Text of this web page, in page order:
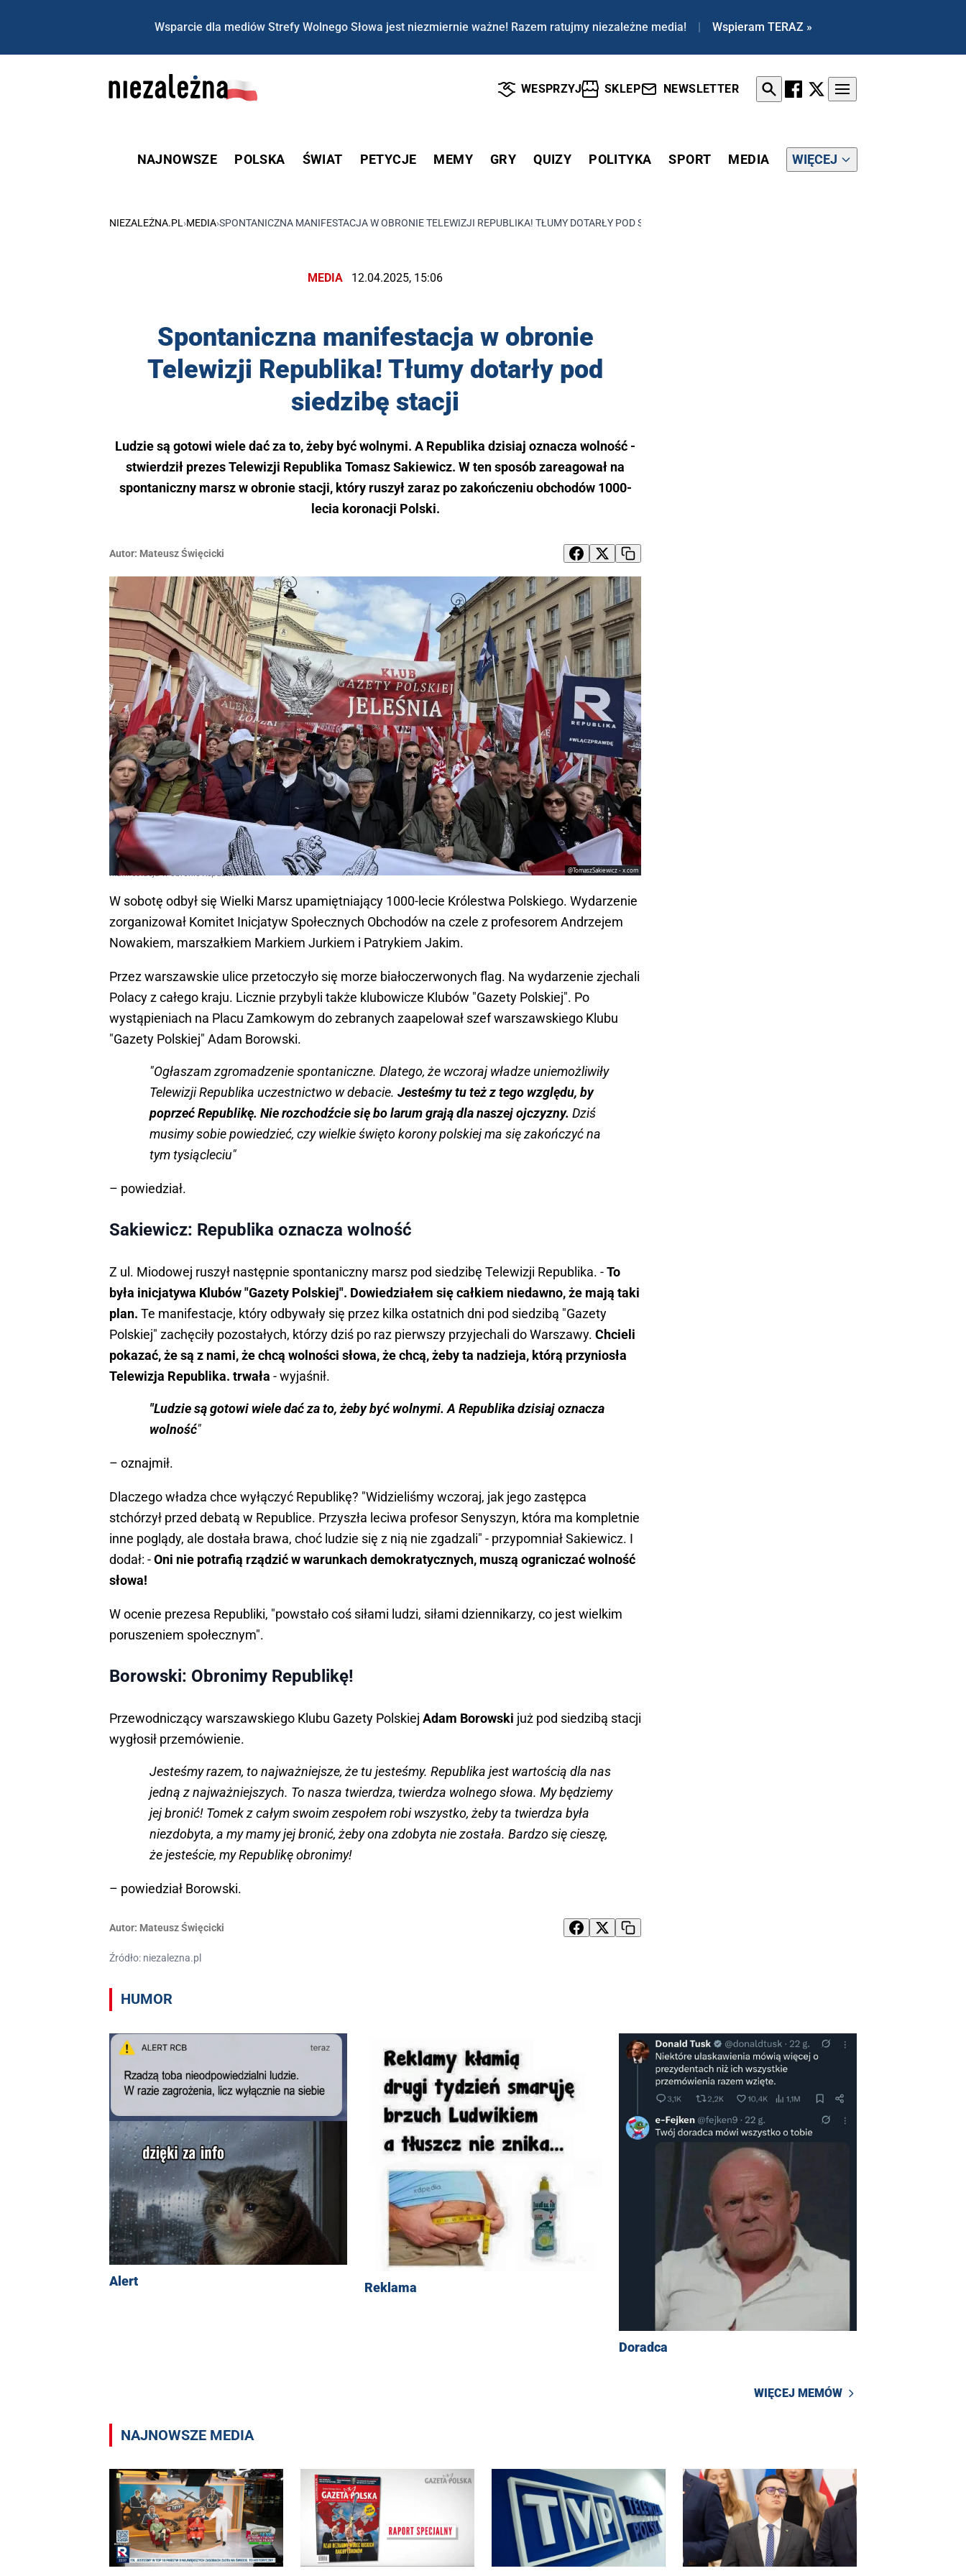
Wsparcie dla mediów Strefy Wolnego Słowa jest niezmiernie ważne! Razem ratujmy niezależne media! | Wspieram TERAZ »
WESPRZYJ SKLEP NEWSLETTER
NAJNOWSZE POLSKA ŚWIAT PETYCJE MEMY GRY QUIZY POLITYKA SPORT MEDIA WIĘCEJ
NIEZALEŻNA.PL ›MEDIA›SPONTANICZNA MANIFESTACJA W OBRONIE TELEWIZJI REPUBLIKA! TŁUMY DOTARŁY POD SIEDZIBĘ STACJI
MEDIA 12.04.2025, 15:06
Spontaniczna manifestacja w obronie
Telewizji Republika! Tłumy dotarły pod
siedzibę stacji
Ludzie są gotowi wiele dać za to, żeby być wolnymi. A Republika dzisiaj oznacza wolność -
stwierdził prezes Telewizji Republika Tomasz Sakiewicz. W ten sposób zareagował na
spontaniczny marsz w obronie stacji, który ruszył zaraz po zakończeniu obchodów 1000-
lecia koronacji Polski.
Autor: Mateusz Święcicki
@TomaszSakiewicz - x.com
Manifestacja w obronie Republiki
W sobotę odbył się Wielki Marsz upamiętniający 1000-lecie Królestwa Polskiego. Wydarzenie
zorganizował Komitet Inicjatyw Społecznych Obchodów na czele z profesorem Andrzejem
Nowakiem, marszałkiem Markiem Jurkiem i Patrykiem Jakim.
Przez warszawskie ulice przetoczyło się morze białoczerwonych flag. Na wydarzenie zjechali
Polacy z całego kraju. Licznie przybyli także klubowicze Klubów "Gazety Polskiej". Po
wystąpieniach na Placu Zamkowym do zebranych zaapelował szef warszawskiego Klubu
"Gazety Polskiej" Adam Borowski.
"Ogłaszam zgromadzenie spontaniczne. Dlatego, że wczoraj władze uniemożliwiły
Telewizji Republika uczestnictwo w debacie. Jesteśmy tu też z tego względu, by
poprzeć Republikę. Nie rozchodźcie się bo larum grają dla naszej ojczyzny. Dziś
musimy sobie powiedzieć, czy wielkie święto korony polskiej ma się zakończyć na
tym tysiącleciu"
– powiedział.
Sakiewicz: Republika oznacza wolność
Z ul. Miodowej ruszył następnie spontaniczny marsz pod siedzibę Telewizji Republika. -To
była inicjatywa Klubów "Gazety Polskiej". Dowiedziałem się całkiem niedawno, że mają taki
plan. Te manifestacje, który odbywały się przez kilka ostatnich dni pod siedzibą "Gazety
Polskiej" zachęciły pozostałych, którzy dziś po raz pierwszy przyjechali do Warszawy. Chcieli
pokazać, że są z nami, że chcą wolności słowa, że chcą, żeby ta nadzieja, którą przyniosła
Telewizja Republika. trwała - wyjaśnił.
"Ludzie są gotowi wiele dać za to, żeby być wolnymi. A Republika dzisiaj oznacza
wolność"
– oznajmił.
Dlaczego władza chce wyłączyć Republikę? "Widzieliśmy wczoraj, jak jego zastępca
stchórzył przed debatą w Republice. Przyszła leciwa profesor Senyszyn, która ma kompletnie
inne poglądy, ale dostała brawa, choć ludzie się z nią nie zgadzali" - przypomniał Sakiewicz. I
dodał: -Oni nie potrafią rządzić w warunkach demokratycznych, muszą ograniczać wolność
słowa!
W ocenie prezesa Republiki, "powstało coś siłami ludzi, siłami dziennikarzy, co jest wielkim
poruszeniem społecznym".
Borowski: Obronimy Republikę!
Przewodniczący warszawskiego Klubu Gazety Polskiej Adam Borowski już pod siedzibą stacji
wygłosił przemówienie.
Jesteśmy razem, to najważniejsze, że tu jesteśmy. Republika jest wartością dla nas
jedną z najważniejszych. To nasza twierdza, twierdza wolnego słowa. My będziemy
jej bronić! Tomek z całym swoim zespołem robi wszystko, żeby ta twierdza była
niezdobyta, a my mamy jej bronić, żeby ona zdobyta nie została. Bardzo się cieszę,
że jesteście, my Republikę obronimy!
– powiedział Borowski.
Autor: Mateusz Święcicki
Źródło: niezalezna.pl
HUMOR
Alert Reklama
Doradca
WIĘCEJ MEMÓW
NAJNOWSZE MEDIA